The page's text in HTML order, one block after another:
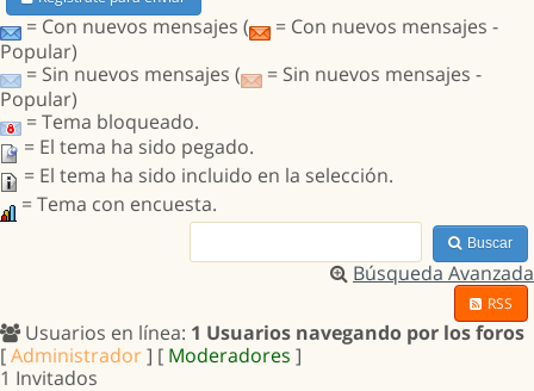
= Con nuevos mensajes (
= Con nuevos mensajes -
Popular)
= Sin nuevos mensajes (
= Sin nuevos mensajes -
Popular)
= Tema bloqueado.
= El tema ha sido pegado.
= El tema ha sido incluido en la selección.
= Tema con encuesta.
Buscar
Búsqueda Avanzada
RSS
Usuarios en línea: 1 Usuarios navegando por los foros
[Administrador] [ Moderadores ]
1 Invitados